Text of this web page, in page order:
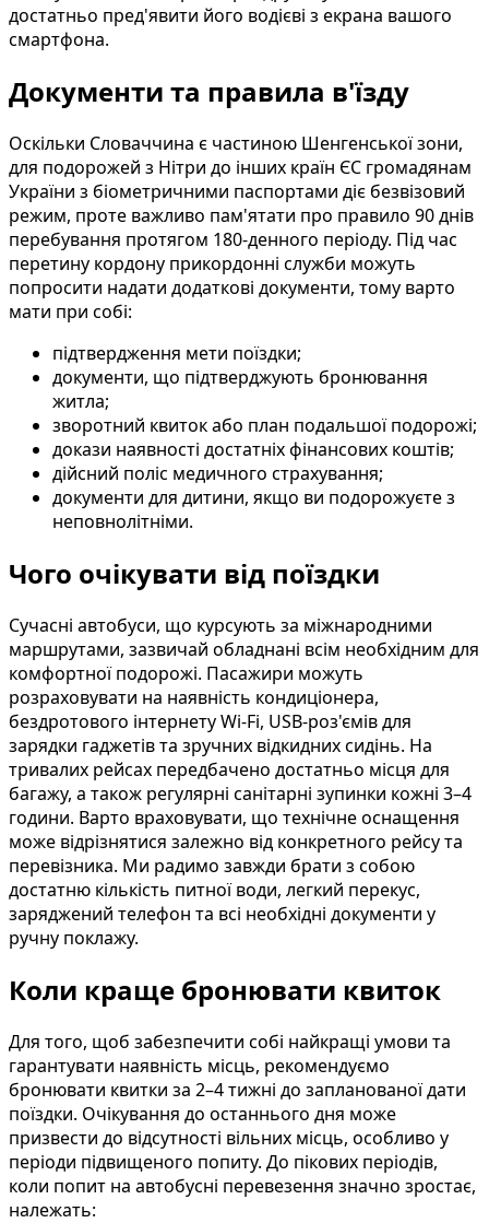
достатньо пред'явити його водієві з екрана вашого
смартфона.
Документи та правила в'їзду
Оскільки Словаччина є частиною Шенгенської зони,
для подорожей з Нітри до інших країн ЄС громадянам
України з біометричними паспортами діє безвізовий
режим, проте важливо пам'ятати про правило 90 днів
перебування протягом 180-денного періоду. Під час
перетину кордону прикордонні служби можуть
попросити надати додаткові документи, тому варто
мати при собі:
підтвердження мети поїздки;
документи, що підтверджують бронювання
житла;
зворотний квиток або план подальшої подорожі;
докази наявності достатніх фінансових коштів;
дійсний поліс медичного страхування;
документи для дитини, якщо ви подорожуєте з
неповнолітніми.
Чого очікувати від поїздки
Сучасні автобуси, що курсують за міжнародними
маршрутами, зазвичай обладнані всім необхідним для
комфортної подорожі. Пасажири можуть
розраховувати на наявність кондиціонера,
бездротового інтернету Wi-Fi, USB-роз'ємів для
зарядки гаджетів та зручних відкидних сидінь. На
тривалих рейсах передбачено достатньо місця для
багажу, а також регулярні санітарні зупинки кожні 3–4
години. Варто враховувати, що технічне оснащення
може відрізнятися залежно від конкретного рейсу та
перевізника. Ми радимо завжди брати з собою
достатню кількість питної води, легкий перекус,
заряджений телефон та всі необхідні документи у
ручну поклажу.
Коли краще бронювати квиток
Для того, щоб забезпечити собі найкращі умови та
гарантувати наявність місць, рекомендуємо
бронювати квитки за 2–4 тижні до запланованої дати
поїздки. Очікування до останнього дня може
призвести до відсутності вільних місць, особливо у
періоди підвищеного попиту. До пікових періодів,
коли попит на автобусні перевезення значно зростає,
належать: